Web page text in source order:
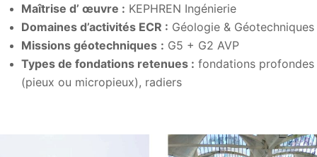
Maîtrise d’ œuvre : KEPHREN Ingénierie
Domaines d’activités ECR : Géologie & Géotechniques
Missions géotechniques : G5 + G2 AVP
Types de fondations retenues : fondations profondes
(pieux ou micropieux), radiers